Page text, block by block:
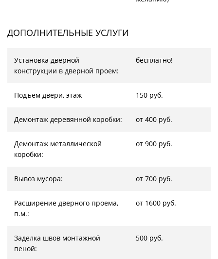
ДОПОЛНИТЕЛЬНЫЕ УСЛУГИ
Установка дверной
конструкции в дверной проем:
бесплатно!
Подъем двери, этаж 150 руб.
Демонтаж деревянной коробки: от 400 руб.
Демонтаж металлической
коробки:
от 900 руб.
Вывоз мусора: от 700 руб.
Расширение дверного проема,
п.м.:
от 1600 руб.
Заделка швов монтажной
пеной:
500 руб.